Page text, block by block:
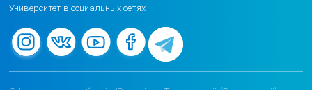
Университет в социальных сетях